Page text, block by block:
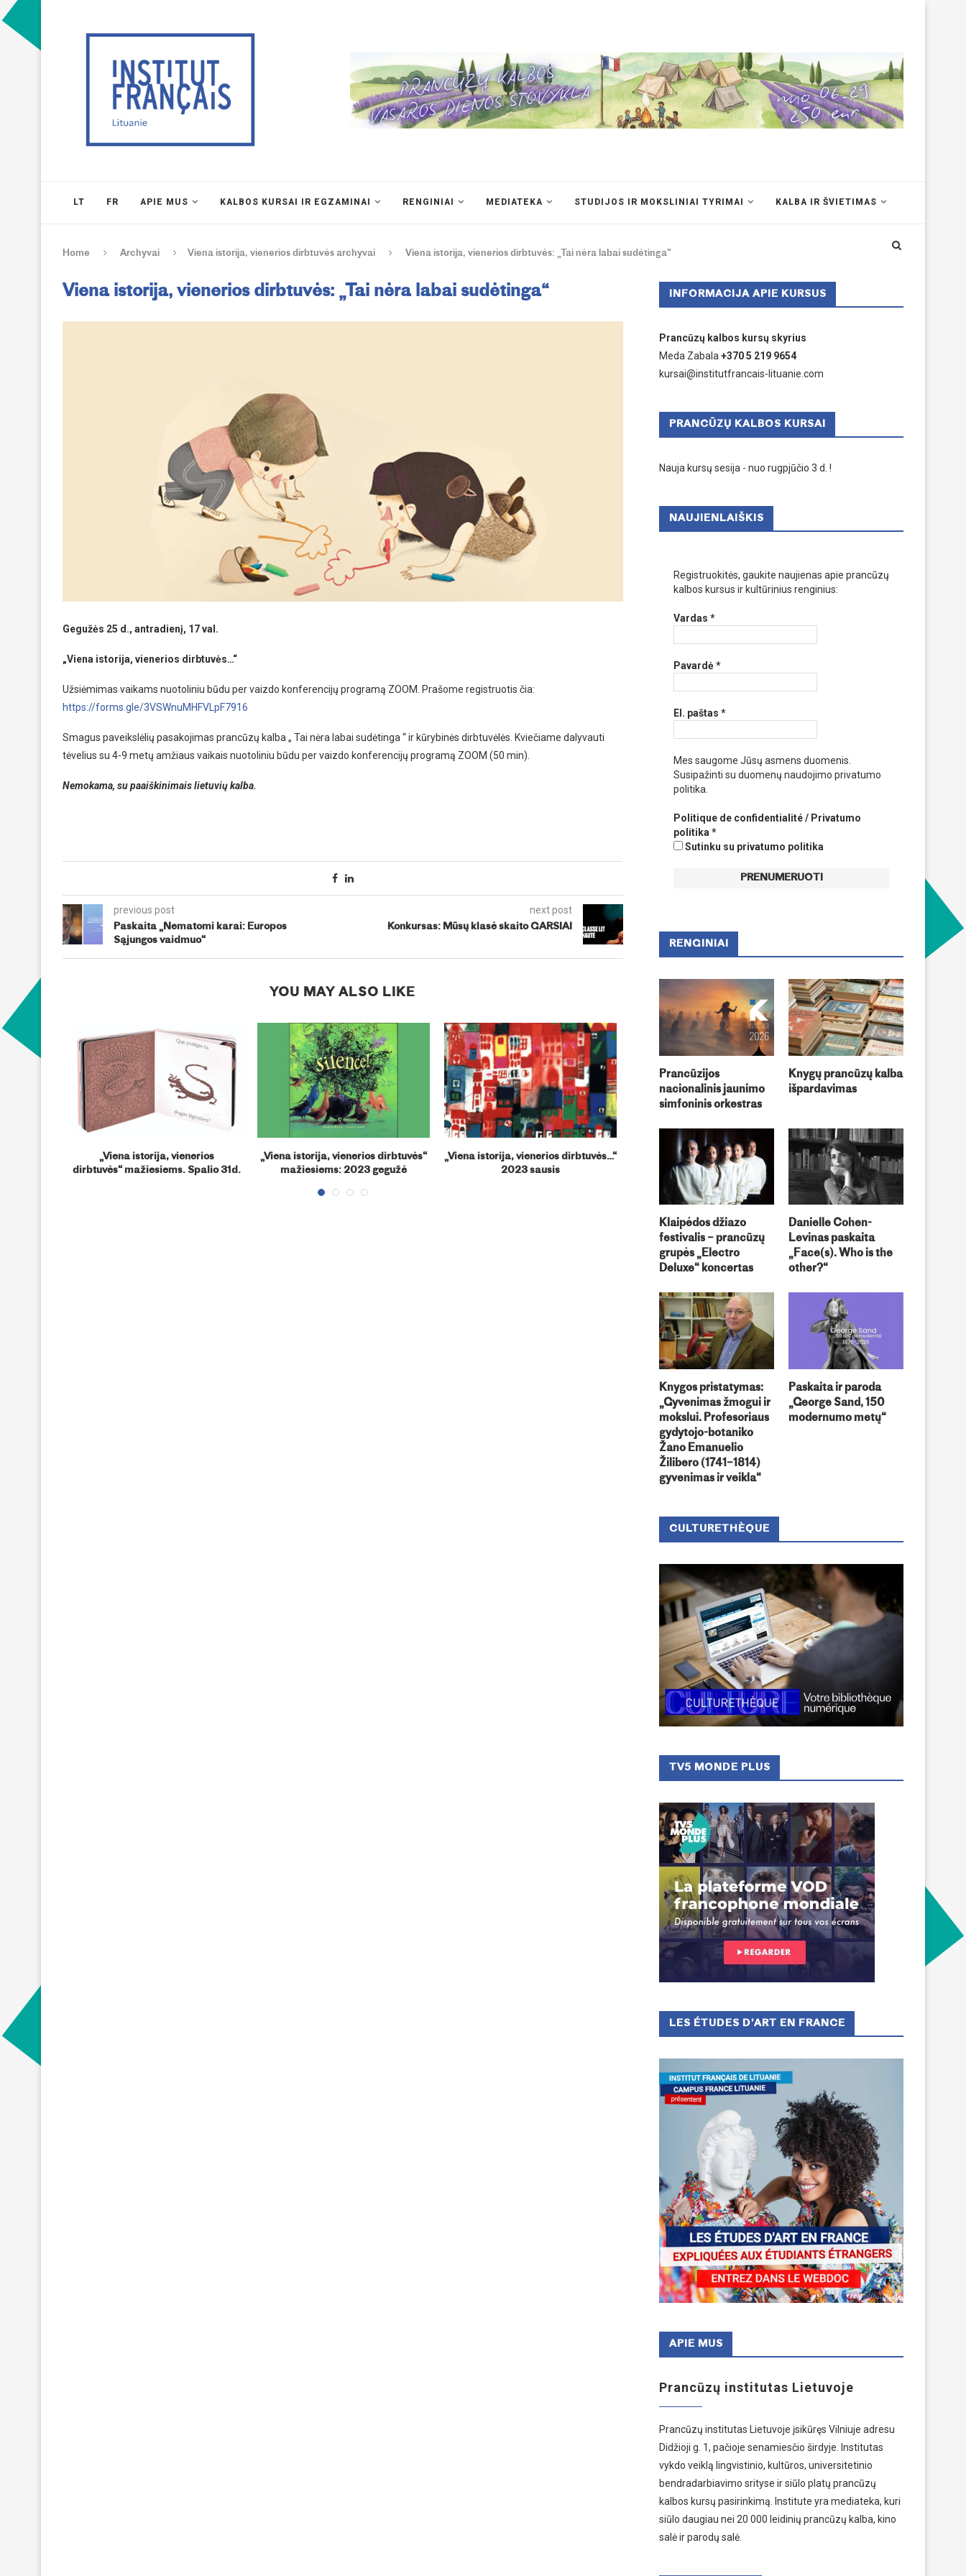
LT FR APIE MUS KALBOS KURSAI IR EGZAMINAI RENGINIAI MEDIATEKA STUDIJOS IR MOKSLINIAI TYRIMAI KALBA IR ŠVIETIMAS
Home Archyvai Viena istorija, vienerios dirbtuvės archyvai Viena istorija, vienerios dirbtuvės: „Tai nėra labai sudėtinga“
Viena istorija, vienerios dirbtuvės: „Tai nėra labai sudėtinga“
Gegužės 25 d., antradienį, 17 val.
„Viena istorija, vienerios dirbtuvės…“
Užsiėmimas vaikams nuotoliniu būdu per vaizdo konferencijų programą ZOOM. Prašome registruotis čia:
https://forms.gle/3VSWnuMHFVLpF7916
Smagus paveikslėlių pasakojimas prancūzų kalba „ Tai nėra labai sudėtinga “ ir kūrybinės dirbtuvėlės. Kviečiame dalyvauti
tėvelius su 4-9 metų amžiaus vaikais nuotoliniu būdu per vaizdo konferencijų programą ZOOM (50 min).
Nemokama, su paaiškinimais lietuvių kalba.
previous post
Paskaita „Nematomi karai: Europos
Sąjungos vaidmuo“
next post
Konkursas: Mūsų klasė skaito GARSIAI
YOU MAY ALSO LIKE
„Viena istorija, vienerios
dirbtuvės“ mažiesiems. Spalio 31d.
„Viena istorija, vienerios dirbtuvės“
mažiesiems: 2023 gegužė
„Viena istorija, vienerios dirbtuvės…“
2023 sausis
„Viena istorija, vienerios dirbtuvės…“
mažiesiems
„Viena istorija, vienerios
dirbtuvės…“: Lapkritis
INFORMACIJA APIE KURSUS
Prancūzų kalbos kursų skyrius
Meda Zabala +370 5 219 9654
kursai@institutfrancais-lituanie.com
PRANCŪZŲ KALBOS KURSAI
Nauja kursų sesija - nuo rugpjūčio 3 d. !
NAUJIENLAIŠKIS
Registruokitės, gaukite naujienas apie prancūzų
kalbos kursus ir kultūrinius renginius:
Vardas *
Pavardė*
El. paštas *
Mes saugome Jūsų asmens duomenis.
Susipažinti su duomenų naudojimo privatumo
politika.
Politique de confidentialité / Privatumo
politika *
Sutinku su privatumo politika
RENGINIAI
Prancūzijos
nacionalinis jaunimo
simfoninis orkestras
Knygų prancūzų kalba
išpardavimas
Klaipėdos džiazo
festivalis – prancūzų
grupės „Electro
Deluxe“ koncertas
Danielle Cohen-
Levinas paskaita
„Face(s). Who is the
other?“
Knygos pristatymas:
„Gyvenimas žmogui ir
mokslui. Profesoriaus
gydytojo-botaniko
Žano Emanuelio
Žilibero (1741–1814)
gyvenimas ir veikla“
Paskaita ir paroda
„George Sand, 150
modernumo metų“
CULTURETHÈQUE
TV5 MONDE PLUS
LES ÉTUDES D’ART EN FRANCE
APIE MUS
Prancūzų institutas Lietuvoje
Prancūzų institutas Lietuvoje įsikūręs Vilniuje adresu
Didžioji g. 1, pačioje senamiesčio širdyje. Institutas
vykdo veiklą lingvistinio, kultūros, universitetinio
bendradarbiavimo srityse ir siūlo platų prancūzų
kalbos kursų pasirinkimą. Institute yra mediateka, kuri
siūlo daugiau nei 20 000 leidinių prancūzų kalba, kino
salė ir parodų salė.